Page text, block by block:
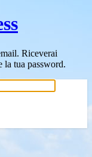
Riceverai
la tua password.